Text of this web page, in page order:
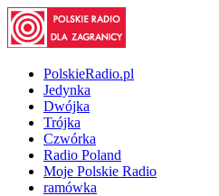
PolskieRadio.pl
Jedynka
Dwójka
Trójka
Czwórka
Radio Poland
Moje Polskie Radio
ramówka